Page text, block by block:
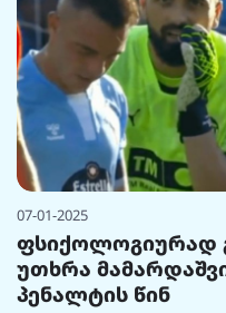
07-01-2025
ფსიქოლოგიურად
უთხრა
პენალტის წინ